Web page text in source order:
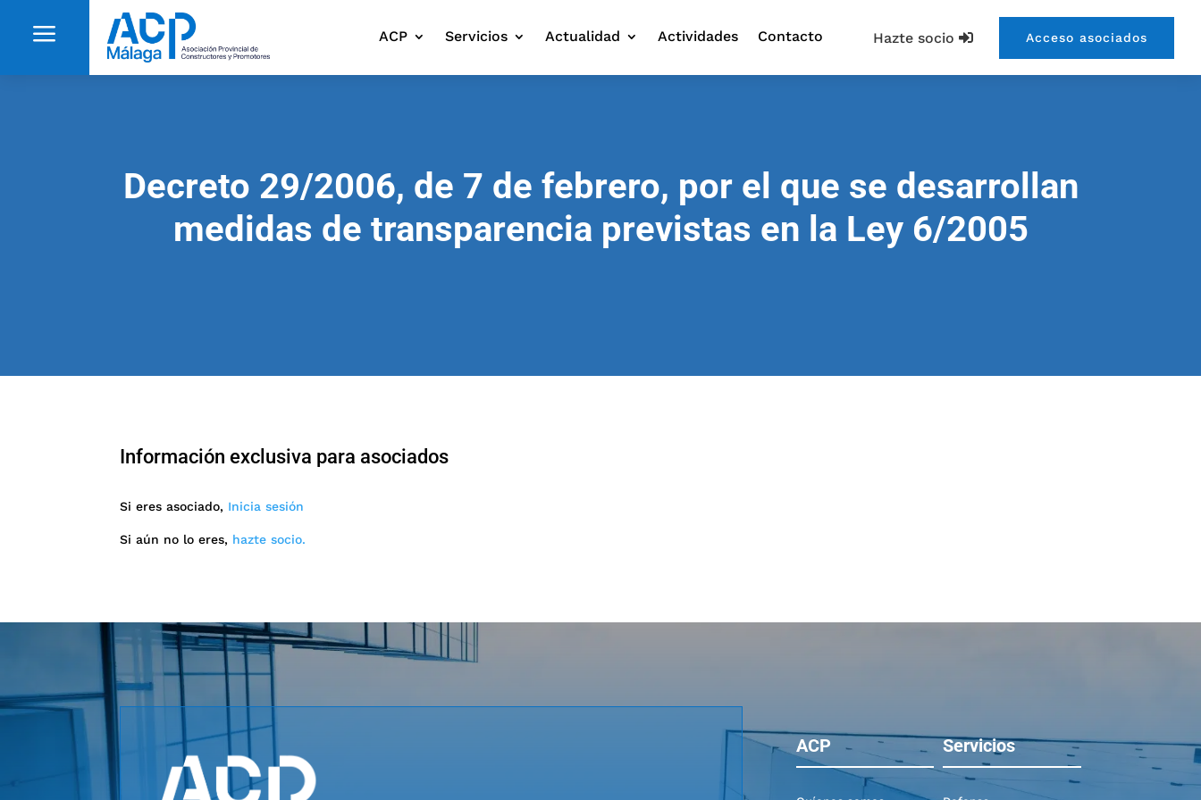
a Hazte socio Acceso asociados
ACP Servicios Actualidad Actividades Contacto
Decreto 29/2006, de 7 de febrero, por el que se desarrollan
medidas de transparencia previstas en la Ley 6/2005
Información exclusiva para asociados
Si eres asociado, Inicia sesión
Si aún no lo eres, hazte socio.
ACP Servicios